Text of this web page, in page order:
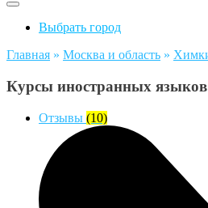
Выбрать город
Главная » Москва и область »
Курсы иностранных
Отзывы (10)